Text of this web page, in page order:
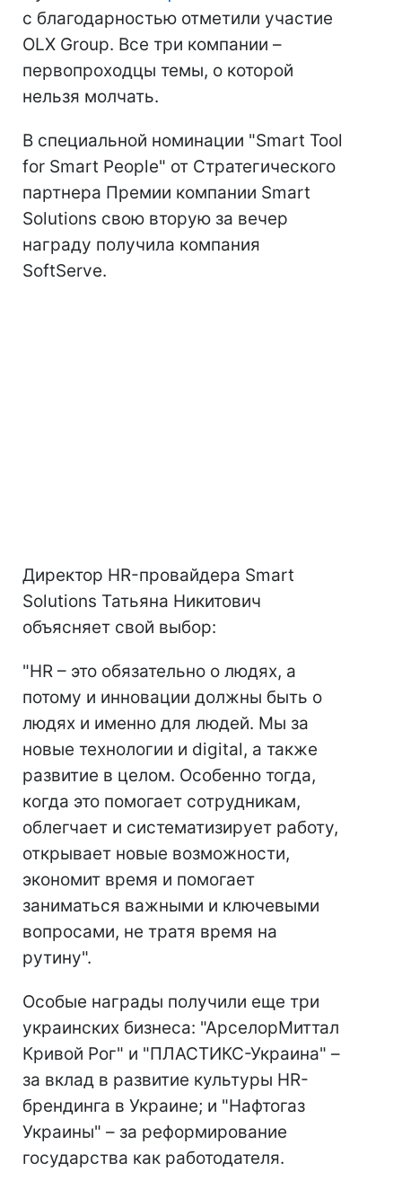
с благодарностью отметили участие
OLX Group. Все три компании –
первопроходцы темы, о которой
нельзя молчать.
В специальной номинации "Smart Tool
for Smart People" от Стратегического
партнера Премии компании Smart
Solutions свою вторую за вечер
награду получила компания
SoftServe.
Директор HR-провайдера Smart
Solutions Татьяна Никитович
объясняет свой выбор:
"HR – это обязательно о людях, а
потому и инновации должны быть о
людях и именно для людей. Мы за
новые технологии и digital, а также
развитие в целом. Особенно тогда,
когда это помогает сотрудникам,
облегчает и систематизирует работу,
открывает новые возможности,
экономит время и помогает
заниматься важными и ключевыми
вопросами, не тратя время на
рутину".
Особые награды получили еще три
украинских бизнеса: "АрселорМиттал
Кривой Рог" и "ПЛАСТИКС-Украина" –
за вклад в развитие культуры HR-
брендинга в Украине; и "Нафтогаз
Украины" – за реформирование
государства как работодателя.